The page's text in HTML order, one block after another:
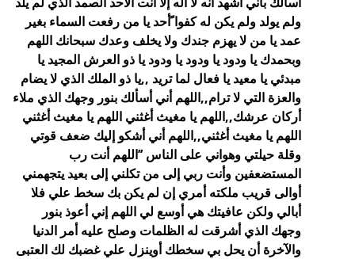
ولم يولد ولم يكن له كفوا ًأحد يا من رفعت السماء بغير
عمد يا من لا يهزم جندك ولا يخلف وعدك سبحانك اللهم
وبحمدك يا ودود يا ودود يا ودود يا ذو العرش المجيد يا
مبدئي يا معيد يا فعال لما تريد ,,يا ذو الملك الذي لا يضام
والعزة التي لا ترام,,اللهم أني أسألك بنور وجهك الذي ملاء
أركان عرشك,,اللهم يا مغيث أغثني اللهم يا مغيث أغثني
اللهم يا مغيثأغثني,,اللهم أني أشكو إليك ضعف قوتي
وقلة حيلتي وهواني على الناس ’’اللهم أنت رب
المستضعفين وأنت ربي إلى من تكلني إلى بعيد يتجهمني
أوالى قريب ملكته أمري إن لم يكن بك سخط علي فلا
أبالي ولكن عافيتك هي أوسع لي اللهم إني أعوذ بنور
وجهك الذيأشرقت له الظلمات وصلح عليه أمر الدنيا
والآخرة أن يحل بي سخطك أوينزل علي غضبك لك العتبى